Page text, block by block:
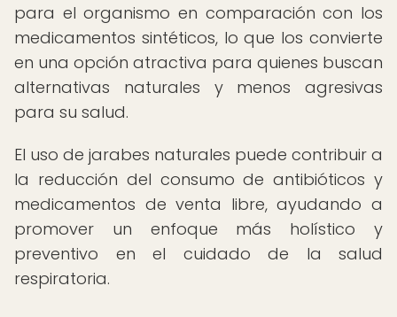
para el organismo en comparación con los
medicamentos sintéticos, lo que los convierte
en una opción atractiva para quienes buscan
alternativas naturales y menos agresivas
para su salud.
El uso de jarabes naturales puede contribuir a
la reducción del consumo de antibióticos y
medicamentos de venta libre, ayudando a
promover un enfoque más holístico y
preventivo en el cuidado de la salud
respiratoria.